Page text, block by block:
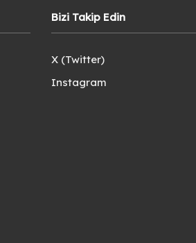
Bizi Takip Edin
X (Twitter)
Instagram